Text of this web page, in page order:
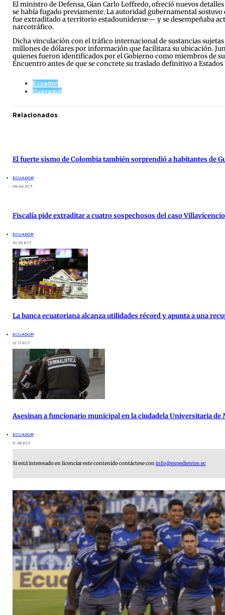
El ministro de Defensa, Gian Carlo Loffredo, ofreció nuevos
se había fugado previamente. La autoridad gubernamental
fue extraditado a territorio estadounidense— y se desempeñaba
narcotráfico.
Dicha vinculación con el tráfico internacional de sustancias
millones de dólares por información que facilitara su ubicación.
quienes fueron identificados por el Gobierno como miembros de
Encuentro antes de que se concrete su traslado definitivo a
Ecuador
Guayaquil
Relacionados
El fuerte sismo de Colombia también sorprendió a habitantes de
ECUADOR
09:44 ECT
Fiscalía pide extraditar a cuatro sospechosos del caso Villavicencio
ECUADOR
10:39 ECT
La banca ecuatoriana alcanza utilidades récord y apunta a una
ECUADOR
12:11 ECT
Asesinan a funcionario municipal en la ciudadela Universitaria de
ECUADOR
11:48 ECT
Si está interesado en licenciar este contenido contáctese coninfo@expedientes.ec